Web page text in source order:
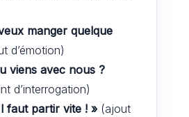
manger quelque
d’émotion)
viens avec nous ?
d’interrogation)
faut partir vite ! »(ajout